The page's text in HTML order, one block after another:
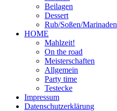
Beilagen
Dessert
Rub/Soßen/Marinaden
HOME
Mahlzeit!
On the road
Meisterschaften
Allgemein
Party time
Testecke
Impressum
Datenschutzerklärung